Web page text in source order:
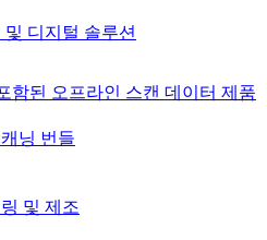
디지털 솔루션
함된 오프라인 스캔 데이터 제품
닝 번들
및 제조